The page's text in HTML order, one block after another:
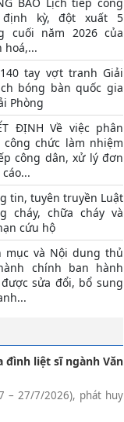
kỳ, đột xuất 5
cuối năm 2026 của
hoá,...
tay vợt tranh Giải
bóng bàn quốc gia
Phòng
ĐỊNH Về việc phân
công chức làm nhiệm
công dân, xử lý đơn
tin, tuyên truyền Luật
cháy, chữa cháy và
cứu hộ
mục và Nội dung thủ
chính ban hành
sửa đổi, bổ sung
đình liệt sĩ ngành Văn
– 27/7/2026), phát huy